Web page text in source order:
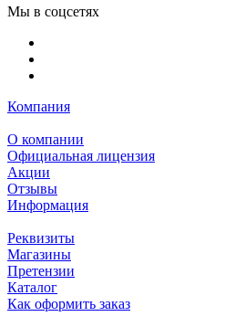
Мы в соцсетях
Компания
О компании
Официальная лицензия
Акции
Отзывы
Информация
Реквизиты
Магазины
Претензии
Каталог
Как оформить заказ